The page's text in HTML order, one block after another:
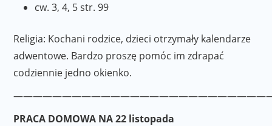
cw. 3, 4, 5 str. 99
Religia: Kochani rodzice, dzieci otrzymały kalendarze
adwentowe. Bardzo proszę pomóc im zdrapać
codziennie jedno okienko.
PRACA DOMOWA NA 22 listopada